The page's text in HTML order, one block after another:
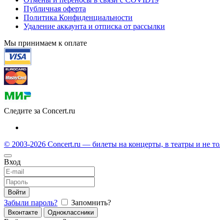
Публичная оферта
Политика Конфиденциальности
Удаление аккаунта и отписка от рассылки
Мы принимаем к оплате
Следите за Concert.ru
© 2003-2026 Concert.ru — билеты на концерты, в театры и не
Вход
Войти
Забыли пароль? Запомнить?
Вконтакте Одноклассники